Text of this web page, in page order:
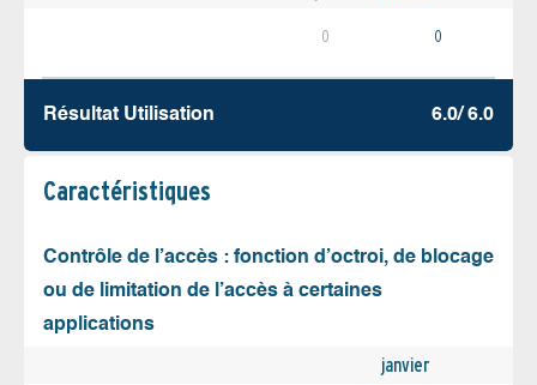
0 0
Résultat Utilisation 6.0/ 6.0
Caractéristiques
Contrôle de l’accès : fonction d’octroi, de blocage
ou de limitation de l’accès à certaines
applications
janvier